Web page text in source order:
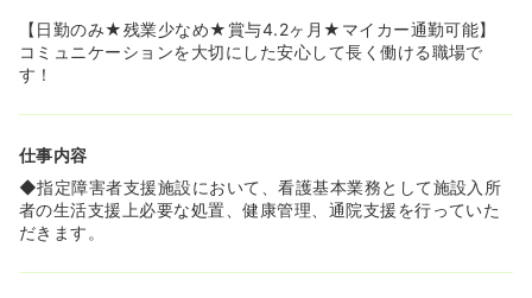
【日勤のみ★残業少なめ★賞与4.2ヶ月★マイカー通勤可能】
コミュニケーションを大切にした安心して長く働ける職場で
す！
仕事内容
◆指定障害者支援施設において、看護基本業務として施設入所
者の生活支援上必要な処置、健康管理、通院支援を行っていた
だきます。